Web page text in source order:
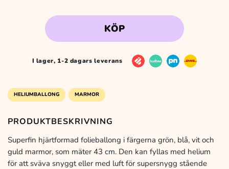
KÖP
I lager, 1-2 dagars leverans
HELIUMBALLONG MARMOR
PRODUKTBESKRIVNING
Superfin hjärtformad folieballong i färgerna grön, blå, vit och
guld marmor, som mäter 43 cm. Den kan fyllas med helium
för att sväva snyggt eller med luft för supersnygg stående